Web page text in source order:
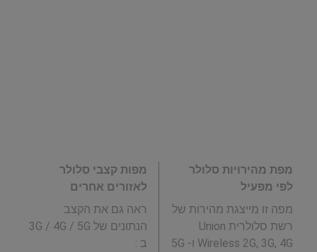
מפת מהירויות סלולר
לפי מפעיל
מפה זו מייצגת מהירות של
רשת סלולרית Union
Wireless 2G, 3G, 4G ו- 5G
מפות קצבי סלולר
לאזורים אחרים
ראה גם את הקצב
הנתונים של 3G / 4G / 5G
ב :